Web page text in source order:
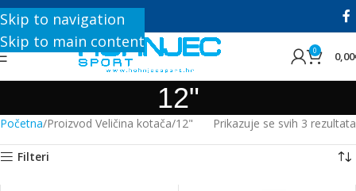
Skip to navigation
Skip to main content
+385 1 8896 200
0 0,00
12"
Početna Proizvod Veličina kotača 12" Prikazuje se svih 3 rezultata
Filteri